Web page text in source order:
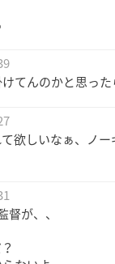
てんのかと思っ
欲しいなぁ、ノ
が、、